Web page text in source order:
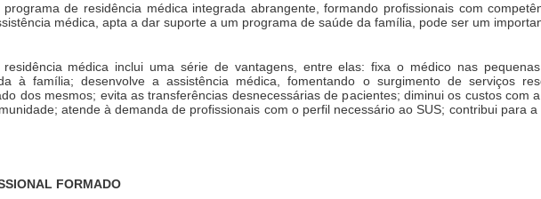
de residência médica integrada abrangente, formando profissionais com
médica, apta a dar suporte a um programa de saúde da família, pode ser um
médica inclui uma série de vantagens, entre elas: fixa o médico nas
à família; desenvolve a assistência médica, fomentando o surgimento de serviços
dos mesmos; evita as transferências desnecessárias de pacientes; diminui os custos com
atende à demanda de profissionais com o perfil necessário ao SUS; contribui para
FORMADO